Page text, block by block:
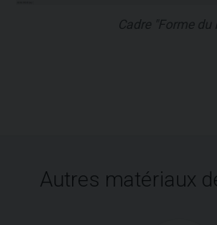
Cadre "Forme du
Autres matériaux